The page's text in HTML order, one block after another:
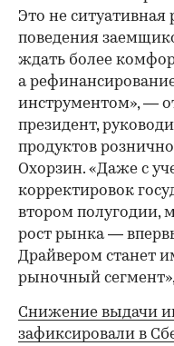
Это не
поведения
ждать более
а
инструментом», —
президент,
продуктов
Охорзин. «Даже с
корректировок
втором полугодии,
рост рынка —
Драйвером станет
рыночный
Снижение выдачи
зафиксировали в